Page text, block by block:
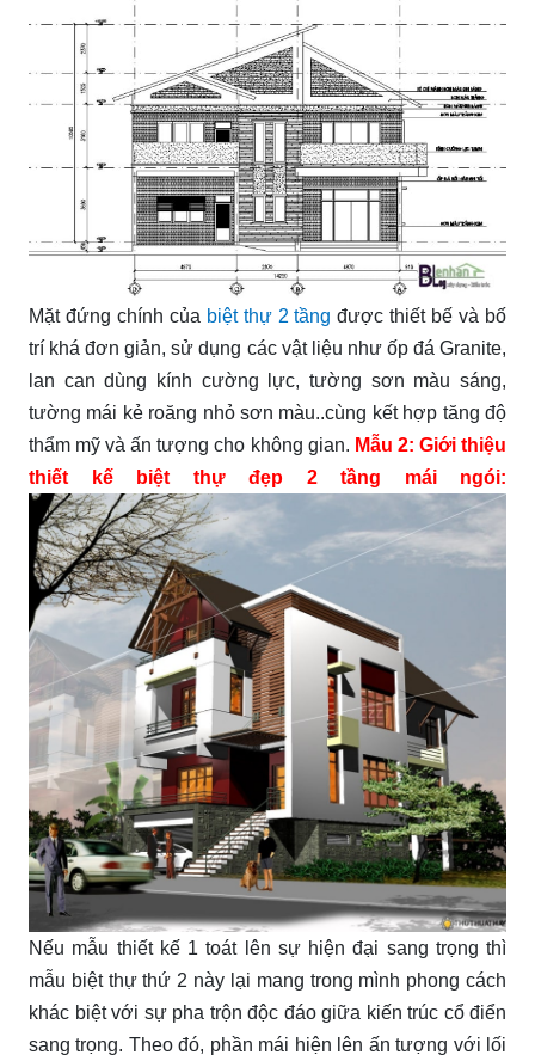
Mặt đứng chính của biệt thự 2 tầng được thiết bế và bố
trí khá đơn giản, sử dụng các vật liệu như ốp đá Granite,
lan can dùng kính cường lực, tường sơn màu sáng,
tường mái kẻ roăng nhỏ sơn màu..cùng kết hợp tăng độ
thẩm mỹ và ấn tượng cho không gian. Mẫu 2: Giới thiệu
thiết kế biệt thự đẹp 2 tầng mái ngói:
Nếu mẫu thiết kế 1 toát lên sự hiện đại sang trọng thì
mẫu biệt thự thứ 2 này lại mang trong mình phong cách
khác biệt với sự pha trộn độc đáo giữa kiến trúc cổ điển
sang trọng. Theo đó, phần mái hiện lên ấn tượng với lối